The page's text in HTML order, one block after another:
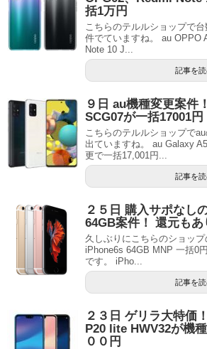
括1万円
こちらのテルルショップで
件でていますね。 au OPPO
Note 10 J...
記事を
９日 au機種変更案件
SCG07が一括17001円
こちらのテルルショップで
出ていますね。 au Galaxy
更で一括17,001円...
記事を
２５日 購入サポなし
64GB案件！ 還元もあ
久しぶりにこちらのショッ
iPhone6s 64GB MNP 一括0
です。 iPho...
記事を
２３日 ゲリラ大特価
P20 lite HWV32が機
００円